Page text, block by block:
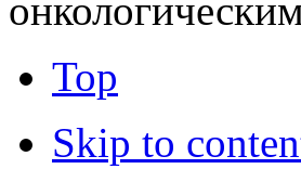
Top
Skip to